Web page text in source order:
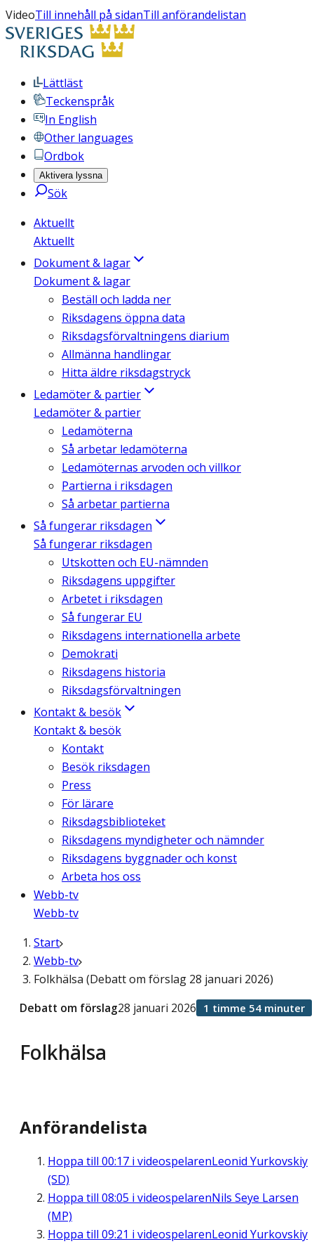
VideoTill innehåll på sidanTill anförandelistan
Lättläst
Teckenspråk
In English
Other languages
Ordbok
Aktivera lyssna
Sök
Aktuellt
Aktuellt
Dokument & lagar
Dokument & lagar
Beställ och ladda ner
Riksdagens öppna data
Riksdagsförvaltningens diarium
Allmänna handlingar
Hitta äldre riksdagstryck
Ledamöter & partier
Ledamöter & partier
Ledamöterna
Så arbetar ledamöterna
Ledamöternas arvoden och villkor
Partierna i riksdagen
Så arbetar partierna
Så fungerar riksdagen
Så fungerar riksdagen
Utskotten och EU-nämnden
Riksdagens uppgifter
Arbetet i riksdagen
Så fungerar EU
Riksdagens internationella arbete
Demokrati
Riksdagens historia
Riksdagsförvaltningen
Kontakt & besök
Kontakt & besök
Kontakt
Besök riksdagen
Press
För lärare
Riksdagsbiblioteket
Riksdagens myndigheter och nämnder
Riksdagens byggnader och konst
Arbeta hos oss
Webb-tv
Webb-tv
Start
Webb-tv
Folkhälsa (Debatt om förslag 28 januari 2026)
Folkhälsa
Debatt om förslag28 januari 2026 1 timme 54 minuter
Anförandelista
Hoppa till 00:17 i videospelarenLeonid Yurkovskiy
(SD)
Hoppa till 08:05 i videospelarenNils Seye Larsen
(MP)
Hoppa till 09:21 i videospelarenLeonid Yurkovskiy